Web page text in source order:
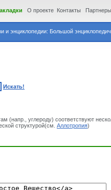
и энциклопедии: Большой
О проекте Контакты Партнеры
Искать!
(напр., углероду) соответствуют
структурой(см. Аллотропия)